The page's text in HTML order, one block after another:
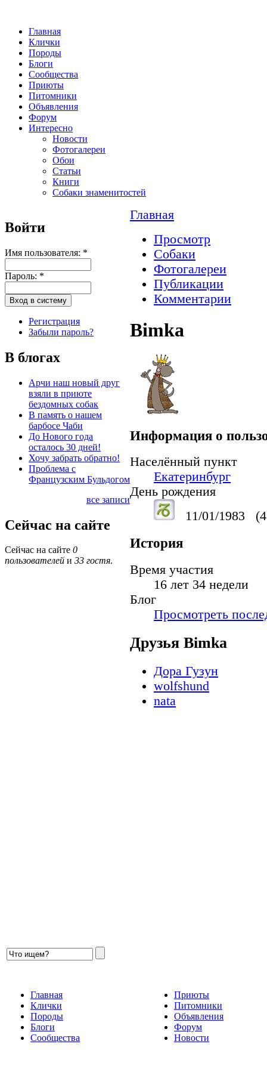
Главная
Клички
Породы
Блоги
Сообщества
Приюты
Питомники
Объявления
Форум
Интересно
Новости
Фотогалереи
Обои
Статьи
Книги
Собаки знаменитостей
Войти
Имя пользователя: *
Пароль: *
Регистрация
Забыли пароль?
В блогах
Арчи наш новый друг
взяли в приюте
бездомных собак
В память о нашем
барбосе Чаби
До Нового года
осталось 30 дней!
Хочу забрать обратно!
Проблема с
Французским Бульдогом
все записи
Сейчас на сайте
Сейчас на сайте 0
пользователей и 33 гостя.
Главная
Просмотр
Собаки
Фотогалереи
Публикации
Комментарии
Bimka
Информация о
Населённый пункт
Екатеринбург
День рождения
11/01/1983
История
Время участия
16 лет 34 недели
Блог
Просмотреть
Друзья Bimka
Дора Гузун
wolfshund
nata
Главная
Клички
Породы
Блоги
Сообщества
Приюты
Питомники
Объявления
Форум
Новости